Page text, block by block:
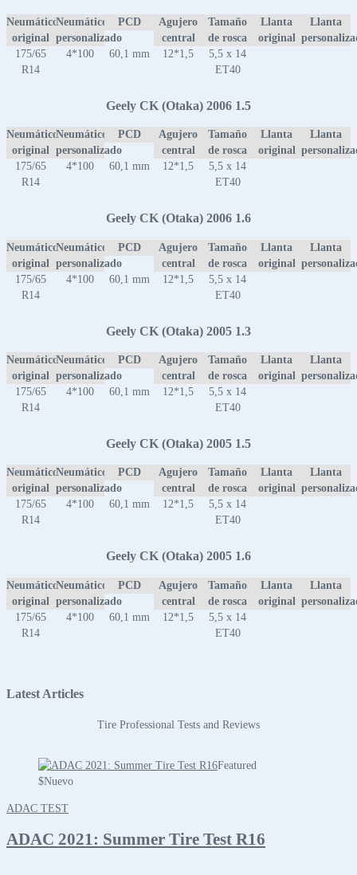
Neumático
original
Neumático
personalizado
PCD
Agujero
central
Tamaño
de rosca
Llanta
original
Llanta
175/65
R14
4*100 60,1 mm 12*1,5
5,5 x 14
ET40
Geely CK (Otaka) 2006 1.5
Neumático
original
Neumático
personalizado
PCD
Agujero
central
Tamaño
de rosca
Llanta
original
Llanta
175/65
R14
4*100 60,1 mm 12*1,5
5,5 x 14
ET40
Geely CK (Otaka) 2006 1.6
Neumático
original
Neumático
personalizado
PCD
Agujero
central
Tamaño
de rosca
Llanta
original
Llanta
175/65
R14
4*100 60,1 mm 12*1,5
5,5 x 14
ET40
Geely CK (Otaka) 2005 1.3
Neumático
original
Neumático
personalizado
PCD
Agujero
central
Tamaño
de rosca
Llanta
original
Llanta
175/65
R14
4*100 60,1 mm 12*1,5
5,5 x 14
ET40
Geely CK (Otaka) 2005 1.5
Neumático
original
Neumático
personalizado
PCD
Agujero
central
Tamaño
de rosca
Llanta
original
Llanta
175/65
R14
4*100 60,1 mm 12*1,5
5,5 x 14
ET40
Geely CK (Otaka) 2005 1.6
Neumático
original
Neumático
personalizado
PCD
Agujero
central
Tamaño
de rosca
Llanta
original
Llanta
175/65
R14
4*100 60,1 mm 12*1,5
5,5 x 14
ET40
Latest Articles
Tire Professional Tests and Reviews
Featured
$Nuevo
ADAC TEST
ADAC 2021: Summer Tire Test R16